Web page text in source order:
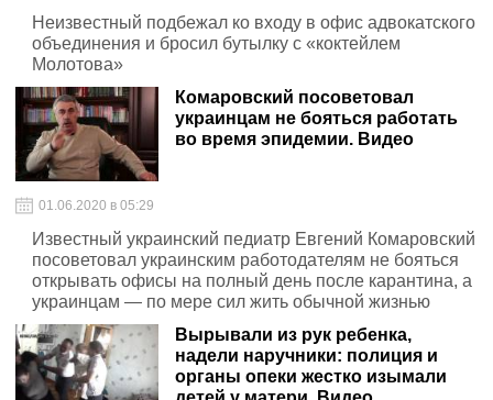
Неизвестный подбежал ко входу в офис адвокатского
объединения и бросил бутылку с «коктейлем
Молотова»
Комаровский посоветовал
украинцам не бояться работать
во время эпидемии. Видео
01.06.2020 в 05:29
Известный украинский педиатр Евгений Комаровский
посоветовал украинским работодателям не бояться
открывать офисы на полный день после карантина, а
украинцам — по мере сил жить обычной жизнью
Вырывали из рук ребенка,
надели наручники: полиция и
органы опеки жестко изымали